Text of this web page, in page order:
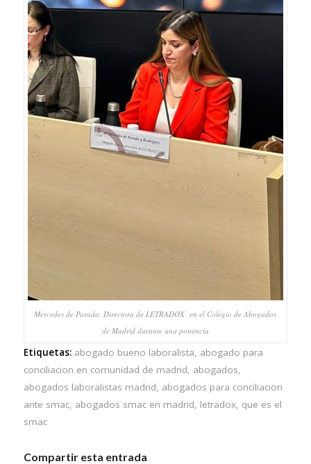
Mercedes de Parada, Directora de LETRADOX en el Colegio de Abogados
de Madrid durante una ponencia
Etiquetas: abogado bueno laboralista, abogado para
conciliacion en comunidad de madrid, abogados,
abogados laboralistas madrid, abogados para conciliacion
ante smac, abogados smac en madrid, letradox, que es el
smac
Compartir esta entrada